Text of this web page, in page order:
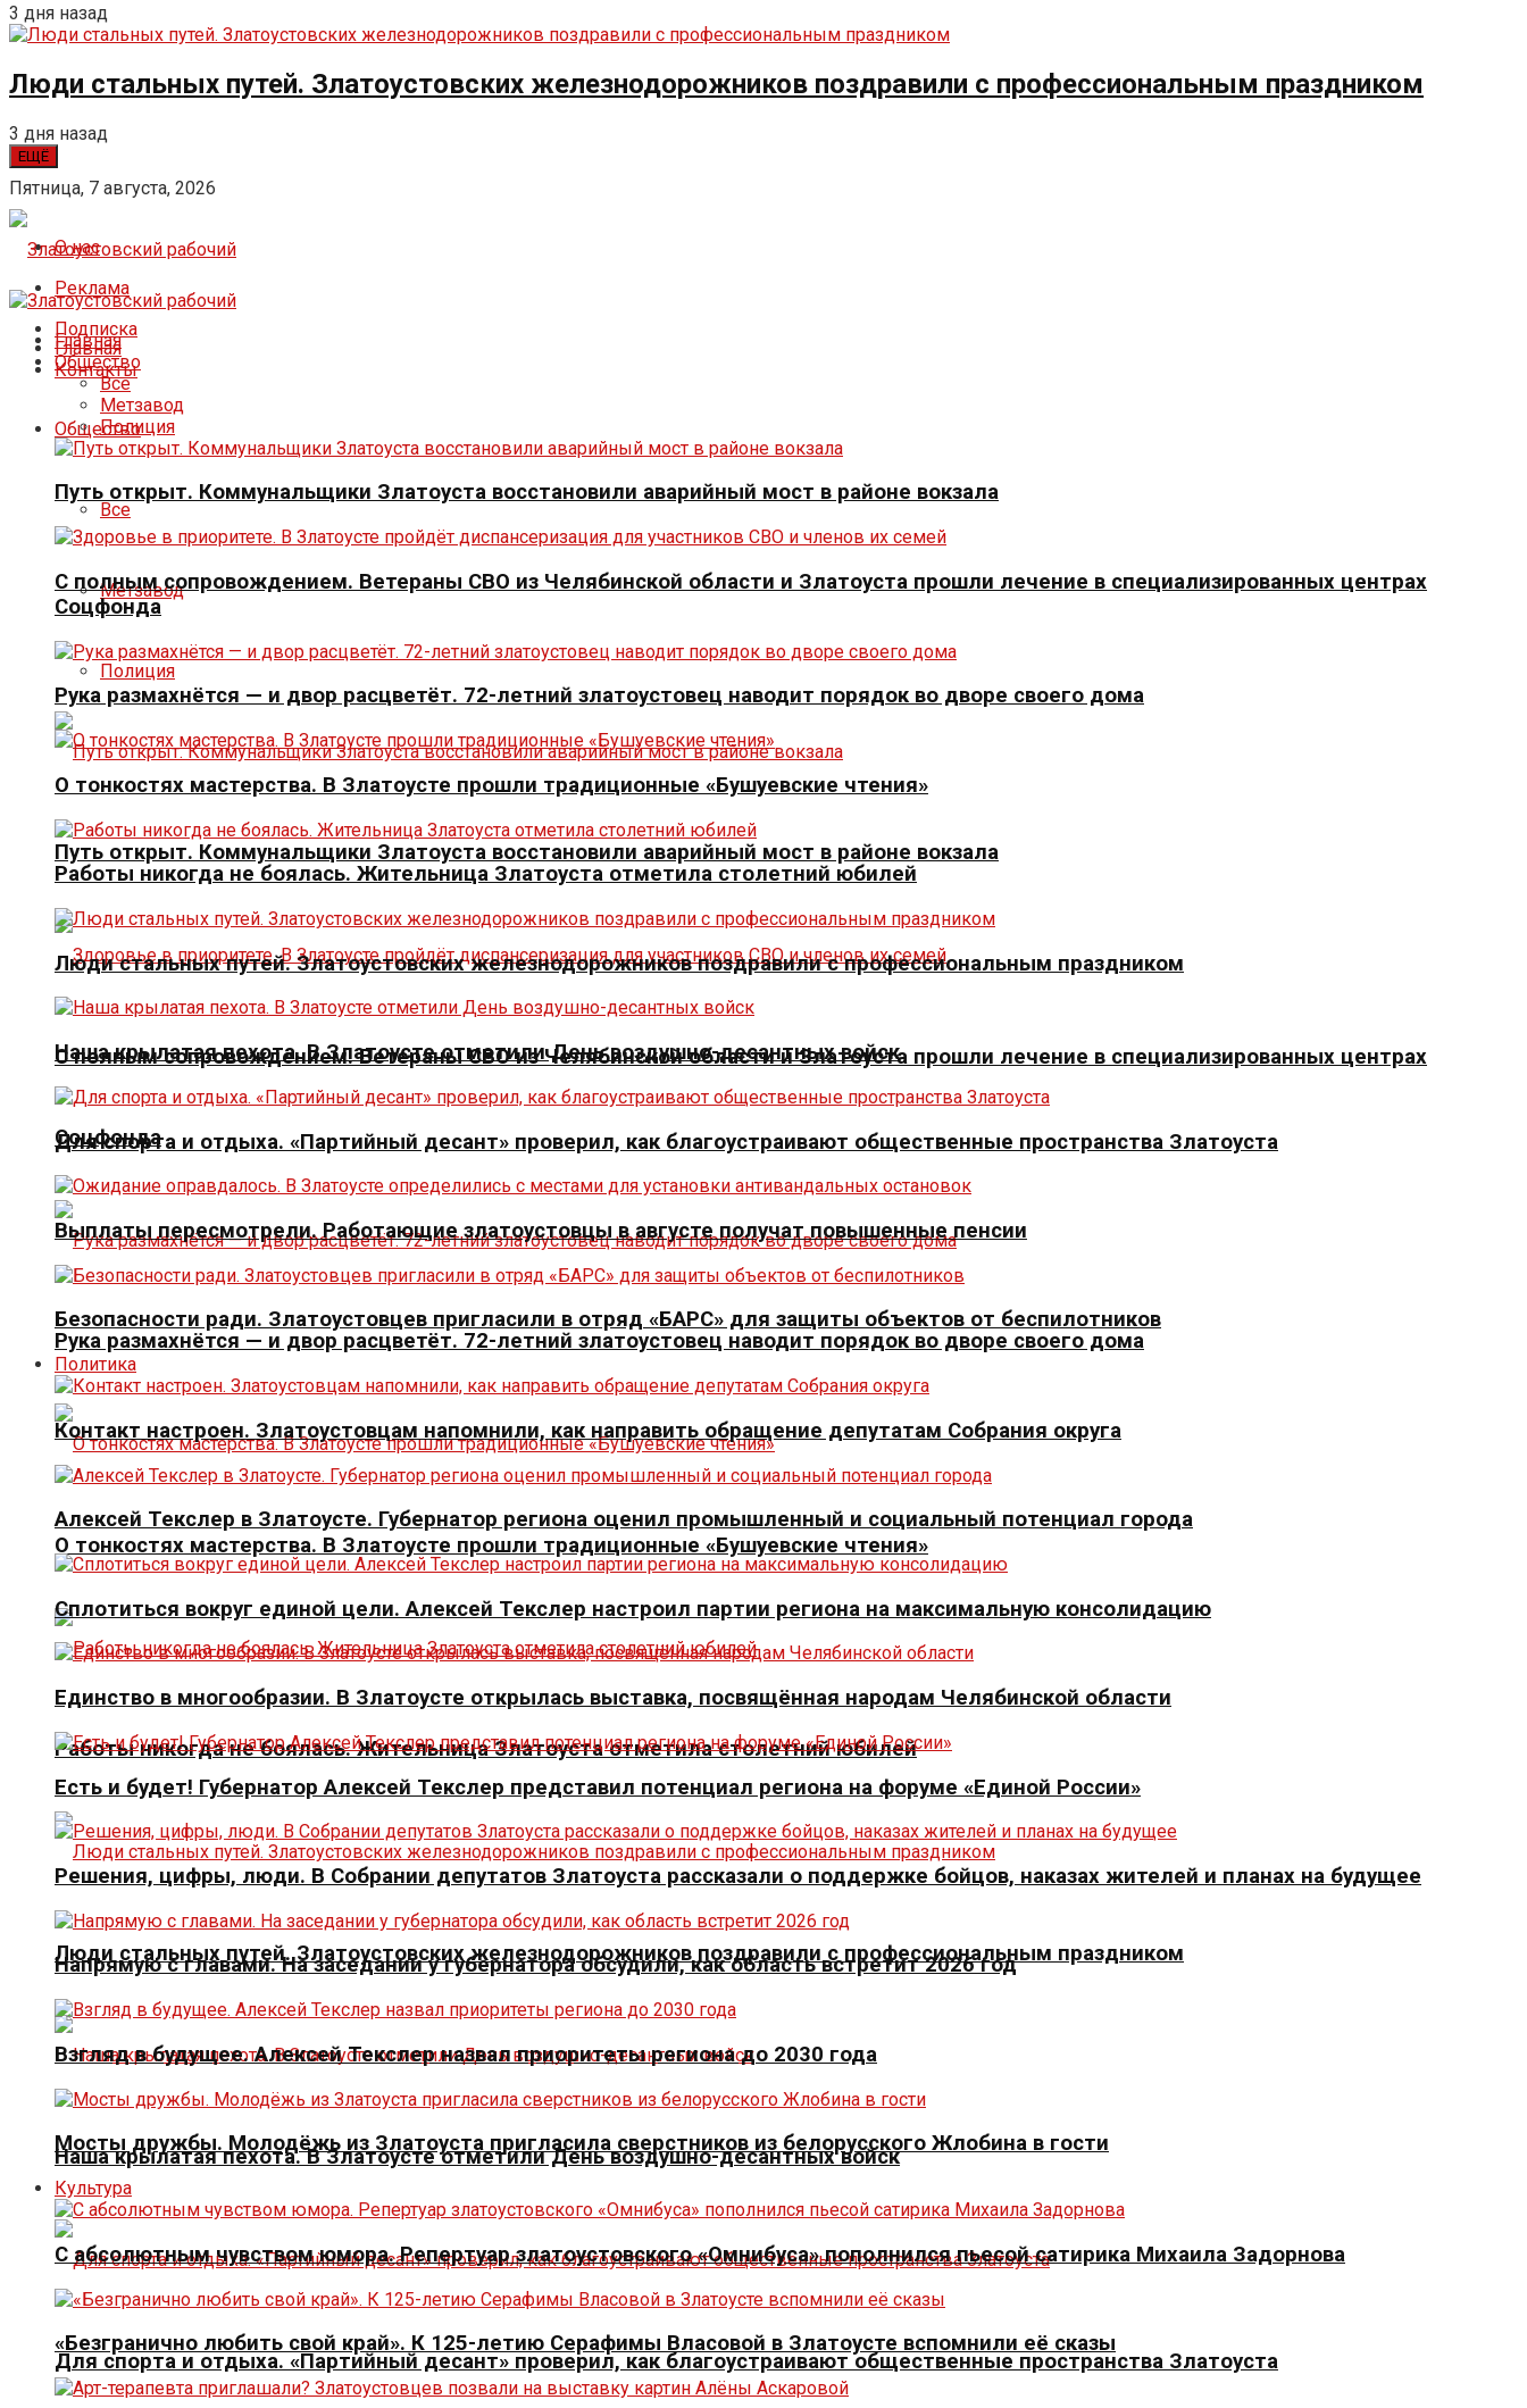
3 дня назад
Люди стальных путей. Златоустовских железнодорожников поздравили с профессиональным праздником
3 дня назад
ЕЩЁ
Пятница, 7 августа, 2026
О нас
Реклама
Подписка
Контакты
Главная
Общество
Все
Метзавод
Полиция
Путь открыт. Коммунальщики Златоуста восстановили аварийный мост в районе вокзала
С полным сопровождением. Ветераны СВО из Челябинской области и Златоуста прошли лечение в специализированных центрах
Соцфонда
Рука размахнётся — и двор расцветёт. 72-летний златоустовец наводит порядок во дворе своего дома
О тонкостях мастерства. В Златоусте прошли традиционные «Бушуевские чтения»
Работы никогда не боялась. Жительница Златоуста отметила столетний юбилей
Люди стальных путей. Златоустовских железнодорожников поздравили с профессиональным праздником
Наша крылатая пехота. В Златоусте отметили День воздушно-десантных войск
Для спорта и отдыха. «Партийный десант» проверил, как благоустраивают общественные пространства Златоуста
Главная
Общество
Все
Метзавод
Полиция
Путь открыт. Коммунальщики Златоуста восстановили аварийный мост в районе вокзала
С полным сопровождением. Ветераны СВО из Челябинской области и Златоуста прошли лечение в специализированных центрах
Соцфонда
Рука размахнётся — и двор расцветёт. 72-летний златоустовец наводит порядок во дворе своего дома
О тонкостях мастерства. В Златоусте прошли традиционные «Бушуевские чтения»
Работы никогда не боялась. Жительница Златоуста отметила столетний юбилей
Люди стальных путей. Златоустовских железнодорожников поздравили с профессиональным праздником
Наша крылатая пехота. В Златоусте отметили День воздушно-десантных войск
Для спорта и отдыха. «Партийный десант» проверил, как благоустраивают общественные пространства Златоуста
Выплаты пересмотрели. Работающие златоустовцы в августе получат повышенные пенсии
Безопасности ради. Златоустовцев пригласили в отряд «БАРС» для защиты объектов от беспилотников
Политика
Контакт настроен. Златоустовцам напомнили, как направить обращение депутатам Собрания округа
Алексей Текслер в Златоусте. Губернатор региона оценил промышленный и социальный потенциал города
Сплотиться вокруг единой цели. Алексей Текслер настроил партии региона на максимальную консолидацию
Единство в многообразии. В Златоусте открылась выставка, посвящённая народам Челябинской области
Есть и будет! Губернатор Алексей Текслер представил потенциал региона на форуме «Единой России»
Решения, цифры, люди. В Собрании депутатов Златоуста рассказали о поддержке бойцов, наказах жителей и планах на будущее
Напрямую с главами. На заседании у губернатора обсудили, как область встретит 2026 год
Взгляд в будущее. Алексей Текслер назвал приоритеты региона до 2030 года
Мосты дружбы. Молодёжь из Златоуста пригласила сверстников из белорусского Жлобина в гости
Культура
С абсолютным чувством юмора. Репертуар златоустовского «Омнибуса» пополнился пьесой сатирика Михаила Задорнова
«Безгранично любить свой край». К 125-летию Серафимы Власовой в Златоусте вспомнили её сказы